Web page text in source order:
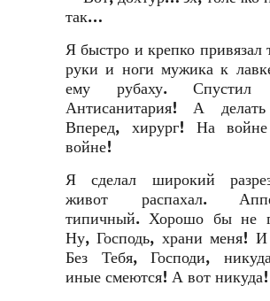
так…
Я быстро и крепко привязал
руки и ноги мужика к
ему рубаху. Спустил
Антисанитария! А
Вперед, хирург! На
войне!
Я сделал широкий
живот распахал.
типичный. Хорошо бы не
Ну, Господь, храни меня!
Без Тебя, Господи,
иные смеются! А вот никуда!